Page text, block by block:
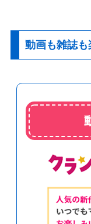
動画も雑誌も